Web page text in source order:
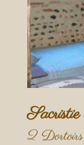
Sacristie
2